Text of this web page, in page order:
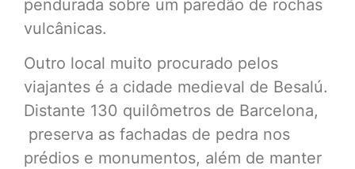
pendurada sobre um paredão de rochas
vulcânicas.
Outro local muito procurado pelos
viajantes é a cidade medieval de Besalú.
Distante 130 quilômetros de Barcelona,
preserva as fachadas de pedra nos
prédios e monumentos, além de manter